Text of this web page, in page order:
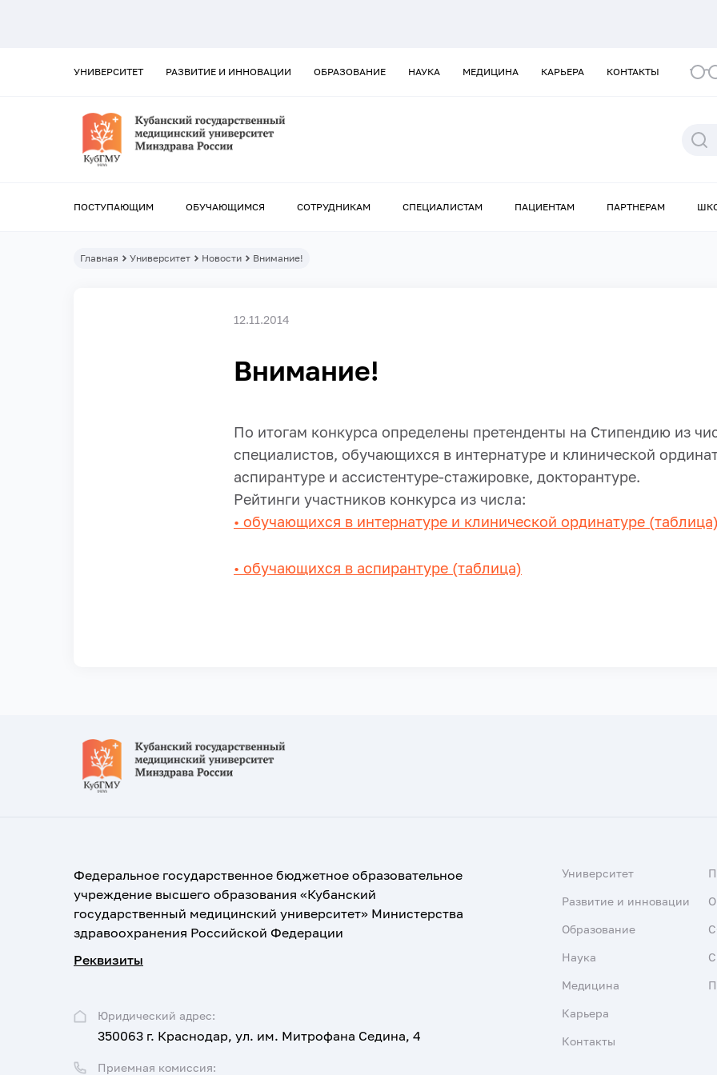
УНИВЕРСИТЕТ РАЗВИТИЕ И ИННОВАЦИИ ОБРАЗОВАНИЕ НАУКА МЕДИЦИНА КАРЬЕРА КОНТАКТЫ
ПОСТУПАЮЩИМ ОБУЧАЮЩИМСЯ СОТРУДНИКАМ СПЕЦИАЛИСТАМ ПАЦИЕНТАМ ПАРТНЕРАМ
Главная Университет Новости Внимание!
12.11.2014
Внимание!
По итогам конкурса определены претенденты на Стипендию из
специалистов, обучающихся в интернатуре и клинической
аспирантуре и ассистентуре-стажировке, докторантуре.
Рейтинги участников конкурса из числа:
• обучающихся в интернатуре и клинической ординатуре (таблица)
• обучающихся в аспирантуре (таблица)
Федеральное государственное бюджетное образовательное
учреждение высшего образования «Кубанский
государственный медицинский университет» Министерства
здравоохранения Российской Федерации
Реквизиты
Юридический адрес:
350063 г. Краснодар, ул. им. Митрофана Седина, 4
Приемная комиссия:
Университет
Развитие и инновации
Образование
Наука
Медицина
Карьера
Контакты